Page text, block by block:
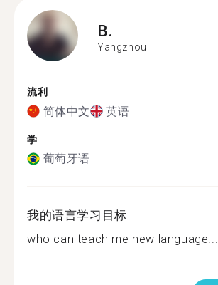
B.
Yangzhou
流利
简体中文 英语
学
葡萄牙语
我的语言学习目标
who can teach me new language...